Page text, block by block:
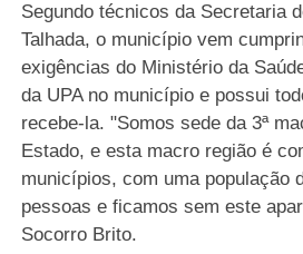
Segundo técnicos da Secretaria
Talhada, o município vem
exigências do Ministério da
da UPA no município e possui
recebe-la. "Somos sede da 3ª
Estado, e esta macro região é
municípios, com uma população
pessoas e ficamos sem este
Socorro Brito.